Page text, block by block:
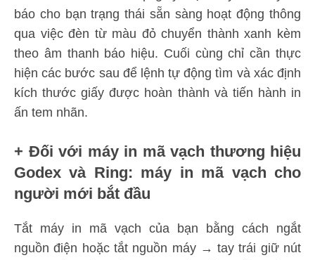
báo cho bạn trạng thái sẵn sàng hoạt động thông
qua việc đèn từ màu đỏ chuyển thành xanh kèm
theo âm thanh báo hiệu. Cuối cùng chỉ cần thực
hiện các bước sau để lệnh tự động tìm và xác định
kích thước giấy được hoàn thành và tiến hành in
ấn tem nhãn.
+ Đối với máy in mã vạch thương hiệu
Godex và Ring: máy in mã vạch cho
người mới bắt đầu
Tắt máy in mã vạch của bạn bằng cách ngắt
nguồn điện hoặc tắt nguồn máy → tay trái giữ nút